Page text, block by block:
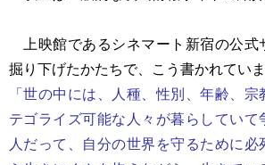
上映館であるシネマート新宿の公式
掘り下げたかたちで、こう書かれていま
「世の中には、人種、性別、年齢、
テゴライズ可能な人々が暮らしていて
人だって、自分の世界を守るために必